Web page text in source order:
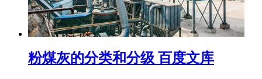
粉煤灰的分类和分级 百度文库